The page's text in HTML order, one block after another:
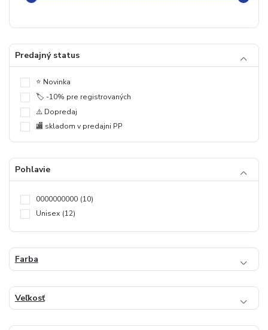
Predajný status
⭐️ Novinka
🏷️ -10% pre registrovaných
⚠️ Dopredaj
🏬 skladom v predajni PP
Pohlavie
0000000000 (10)
Unisex (12)
Farba
Veľkosť